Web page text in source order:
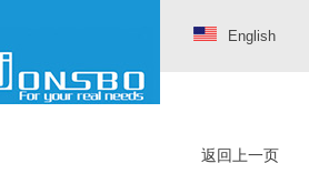
English
返回上一页